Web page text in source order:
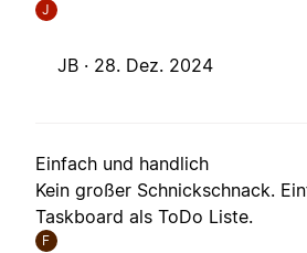
J
JB · 28. Dez. 2024
Einfach und handlich
Kein großer Schnickschnack.
Taskboard als ToDo Liste.
F